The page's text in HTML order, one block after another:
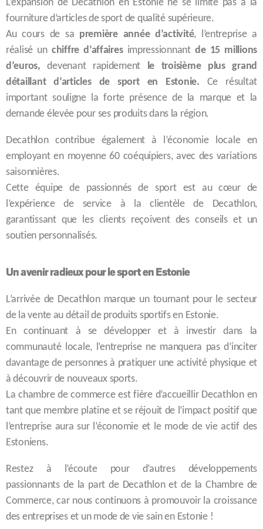
L’expansion de Decathlon en Estonie ne se limite pas à la
fourniture d’articles de sport de qualité supérieure.
Au cours de sa première année d’activité, l’entreprise a
réalisé unchiffre d’affairesimpressionnantde 15 millions
d’euros, devenant rapidement le troisième plus grand
détaillant d’articles de sport en Estonie. Ce résultat
important souligne la forte présence de la marque et la
demande élevée pour ses produits dans la région.
Decathlon contribue également à l’économie locale en
employant en moyenne 60 coéquipiers, avec des variations
saisonnières.
Cette équipe de passionnés de sport est au cœur de
l’expérience de service à la clientèle de Decathlon,
garantissant que les clients reçoivent des conseils et un
soutien personnalisés.
Un avenir radieux pour le sport en Estonie
L’arrivée de Decathlon marque un tournant pour le secteur
de la vente au détail de produits sportifs en Estonie.
En continuant à se développer et à investir dans la
communauté locale, l’entreprise ne manquera pas d’inciter
davantage de personnes à pratiquer une activité physique et
à découvrir de nouveaux sports.
La chambre de commerce est fière d’accueillir Decathlon en
tant que membre platine et se réjouit de l’impact positif que
l’entreprise aura sur l’économie et le mode de vie actif des
Estoniens.
Restez à l’écoute pour d’autres développements
passionnants de la part de Decathlon et de la Chambre de
Commerce, car nous continuons à promouvoir la croissance
des entreprises et un mode de vie sain en Estonie !